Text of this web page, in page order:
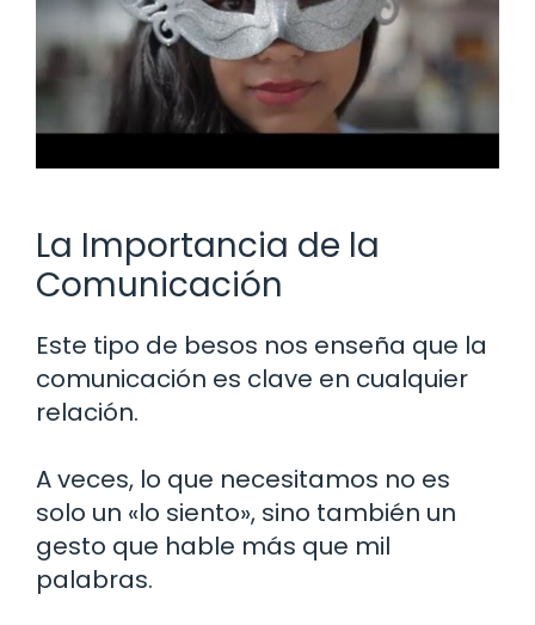
La Importancia de la
Comunicación
Este tipo de besos nos enseña que la
comunicación es clave en cualquier
relación.
A veces, lo que necesitamos no es
solo un «lo siento», sino también un
gesto que hable más que mil
palabras.